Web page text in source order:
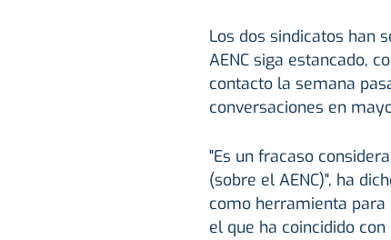
Los dos sindicatos han
AENC siga estancado,
contacto la semana
conversaciones en
"Es un fracaso
(sobre el AENC)", ha
como herramienta para
el que ha coincidido